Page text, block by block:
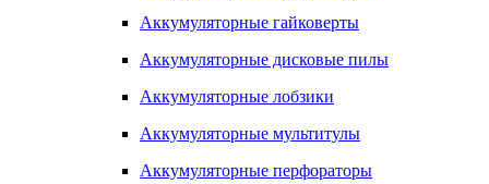
Аккумуляторные гайковерты
Аккумуляторные дисковые пилы
Аккумуляторные лобзики
Аккумуляторные мультитулы
Аккумуляторные перфораторы